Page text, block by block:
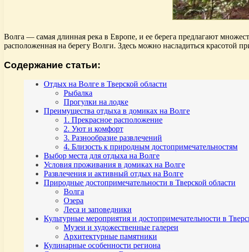
Волга — самая длинная река в Европе, и ее берега предлагают
расположенная на берегу Волги. Здесь можно насладиться красотой
Содержание статьи:
Отдых на Волге в Тверской области
Рыбалка
Прогулки на лодке
Преимущества отдыха в домиках на Волге
1. Прекрасное расположение
2. Уют и комфорт
3. Разнообразие развлечений
4. Близость к природным достопримечательностям
Выбор места для отдыха на Волге
Условия проживания в домиках на Волге
Развлечения и активный отдых на Волге
Природные достопримечательности в Тверской области
Волга
Озера
Леса и заповедники
Культурные мероприятия и достопримечательности в
Музеи и художественные галереи
Архитектурные памятники
Кулинарные особенности региона